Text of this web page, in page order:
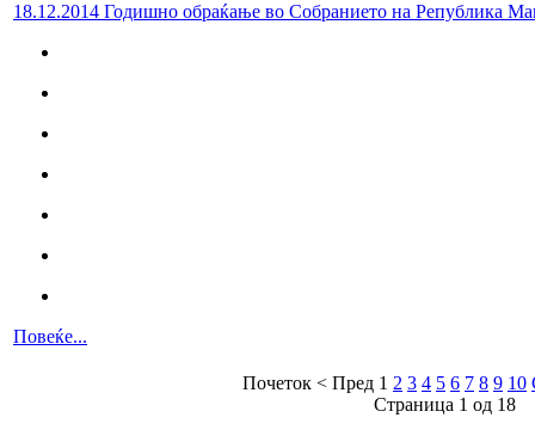
18.12.2014 Годишно обраќање во Собранието на Република
Повеќе...
Почеток < Пред 1 2 3 4 5 6 7 8 9 10
Страница 1 од 18